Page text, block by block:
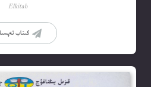
Elkitab
كىتاب